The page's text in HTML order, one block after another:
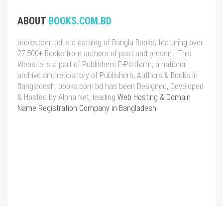
ABOUT BOOKS.COM.BD
books.com.bd is a catalog of Bangla Books, featuring over
27,500+ Books from authors of past and present. This
Website is a part of Publishers E-Platform, a national
archive and repository of Publishers, Authors & Books in
Bangladesh. books.com.bd has been Designed, Developed
& Hosted by Alpha Net, leading Web Hosting & Domain
Name Registration Company in Bangladesh